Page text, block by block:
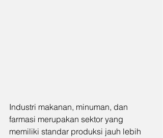
Industri makanan, minuman, dan
farmasi merupakan sektor yang
memiliki standar produksi jauh lebih